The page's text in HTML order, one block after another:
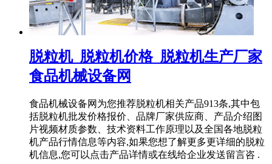
脱粒机_脱粒机价格_脱粒机生产厂家
食品机械设备网
食品机械设备网为您推荐脱粒机相关产品913条,其中包
括脱粒机批发价格报价、品牌厂家供应商、产品介绍图
片视频材质参数、技术资料工作原理以及全国各地脱粒
机产品行情信息等内容,如果您想了解更多更详细的脱粒
机信息,您可以点击产品详情或在线给企业发送留言咨 .